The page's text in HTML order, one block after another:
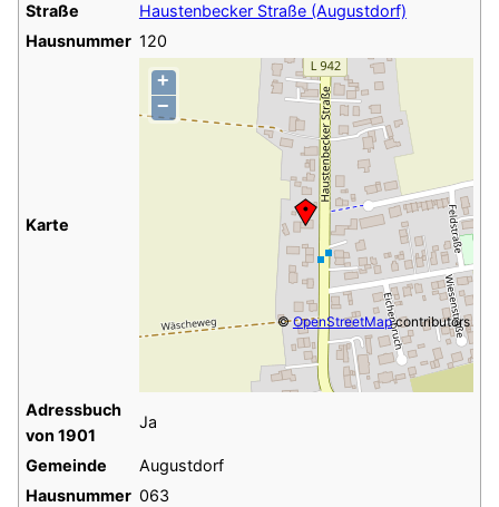
Straße
Haustenbecker Straße (Augustdorf)
Hausnummer 120
Karte
+
−
©OpenStreetMapcontributors
Adressbuch
von 1901
Ja
Gemeinde
Augustdorf
Hausnummer 063